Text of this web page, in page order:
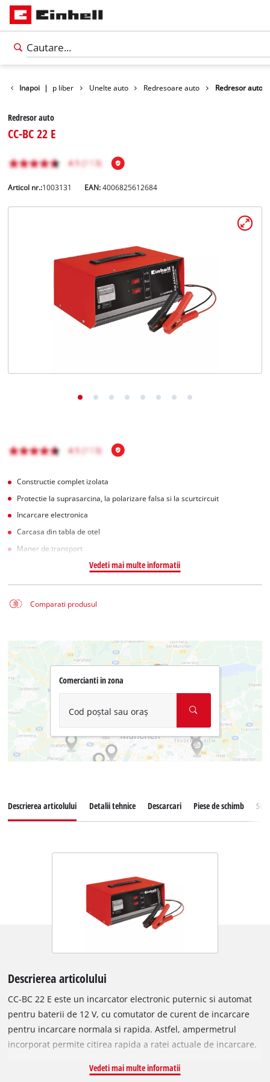
Inapoi |
pentru timp liber Unelte auto Redresoare auto Redresor auto
Redresor auto
CC-BC 22 E
Articol nr.:1003131 EAN:4006825612684
Constructie complet izolata
Protectie la suprasarcina, la polarizare falsa si la scurtcircuit
Incarcare electronica
Carcasa din tabla de otel
Maner de transport
Vedeti mai multe informatii
Comparati produsul
Comercianti in zona
Cod poștal sau oraș
Descrierea articolului Detalii tehnice Descarcari Piese de schimb
Descrierea articolului
CC-BC 22 E este un incarcator electronic puternic si automat
pentru baterii de 12 V, cu comutator de curent de incarcare
pentru incarcare normala si rapida. Astfel, ampermetrul
incorporat permite citirea rapida a ratei actuale de incarcare.
incarcare este limitata la un maxim de 14,1 V (curba de
Vedeti mai multe informatii